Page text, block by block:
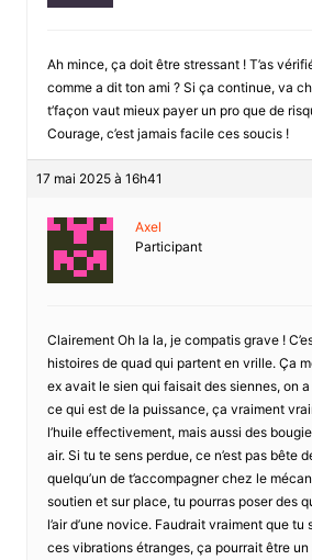
Ah mince, ça doit être stressant ! T’as
comme a dit ton ami ? Si ça continue, va
t’façon vaut mieux payer un pro que de
Courage, c’est jamais facile ces soucis !
17 mai 2025 à 16h41
Axel
Participant
Clairement Oh la la, je compatis grave !
histoires de quad qui partent en vrille. Ça
ex avait le sien qui faisait des siennes, on
ce qui est de la puissance, ça vraiment
l’huile effectivement, mais aussi des
air. Si tu te sens perdue, ce n’est pas bête
quelqu’un de t’accompagner chez le
soutien et sur place, tu pourras poser des
l’air d’une novice. Faudrait vraiment que
ces vibrations étranges, ça pourrait être